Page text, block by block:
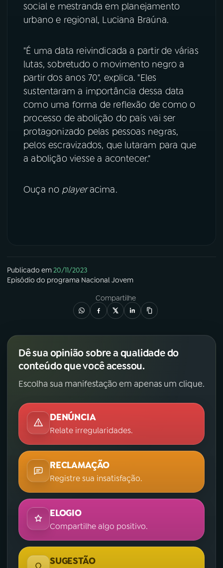
YouTube Facebook
TikTok
social e mestranda em planejamento
urbano e regional, Luciana Braúna.
"É uma data reivindicada a partir de várias
lutas, sobretudo o movimento negro a
partir dos anos 70", explica. "Eles
sustentaram a importância dessa data
como uma forma de reflexão de como o
processo de abolição do país vai ser
protagonizado pelas pessoas negras,
pelos escravizados, que lutaram para que
a abolição viesse a acontecer."
Ouça no playeracima.
Publicado em20/11/2023
Episódio do programa Nacional Jovem
Compartilhe
Dê sua opinião sobre a qualidade do
conteúdo que você acessou.
Escolha sua manifestação em apenas um clique.
DENÚNCIA
Relate irregularidades.
RECLAMAÇÃO
Registre sua insatisfação.
ELOGIO
Compartilhe algo positivo.
SUGESTÃO